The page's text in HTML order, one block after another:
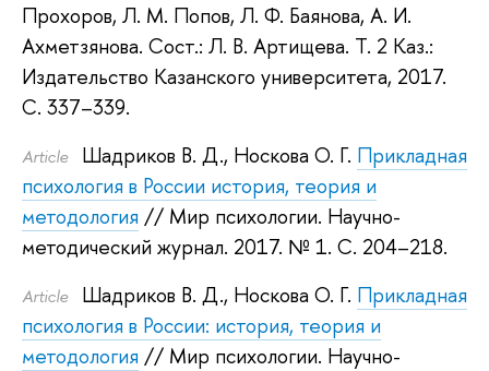
Прохоров, Л. М. Попов, Л. Ф. Баянова, А. И.
Ахметзянова. Сост.: Л. В. Артищева. Т. 2 Каз.:
Издательство Казанского университета, 2017.
С. 337–339.
Article Шадриков В. Д., Носкова О. Г. Прикладная
психология в России история, теория и
методология // Мир психологии. Научно-
методический журнал. 2017. № 1. С. 204–218.
Article Шадриков В. Д., Носкова О. Г. Прикладная
психология в России: история, теория и
методология // Мир психологии. Научно-